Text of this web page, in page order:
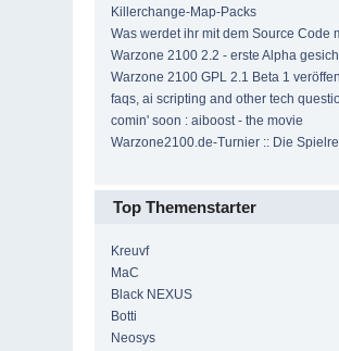
Killerchange-Map-Packs
Was werdet ihr mit dem Source Code
Warzone 2100 2.2 - erste Alpha
Warzone 2100 GPL 2.1 Beta 1
faqs, ai scripting and other tech
comin' soon : aiboost - the movie
Warzone2100.de-Turnier :: Die
Top Themenstarter
Kreuvf
MaC
Black NEXUS
Botti
Neosys